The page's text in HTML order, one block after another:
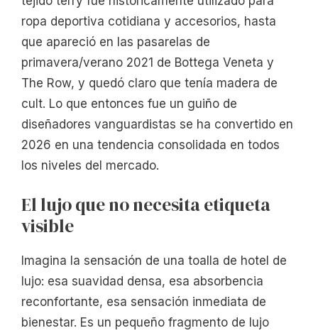
ropa deportiva cotidiana y accesorios, hasta
que apareció en las pasarelas de
primavera/verano 2021 de Bottega Veneta y
The Row, y quedó claro que tenía madera de
cult. Lo que entonces fue un guiño de
diseñadores vanguardistas se ha convertido en
2026 en una tendencia consolidada en todos
los niveles del mercado.
El lujo que no necesita etiqueta
visible
Imagina la sensación de una toalla de hotel de
lujo: esa suavidad densa, esa absorbencia
reconfortante, esa sensación inmediata de
bienestar. Es un pequeño fragmento de lujo